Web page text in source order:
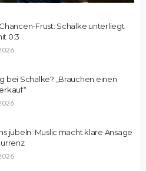
Frust: Schalke unterliegt
0:3
bei Schalke? „Brauchen einen
jubeln: Muslic macht klare Ansage